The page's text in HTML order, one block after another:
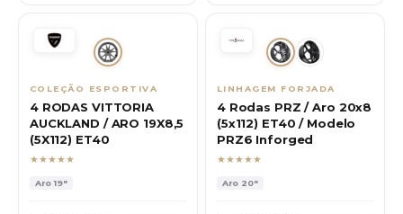
COLEÇÃO ESPORTIVA
4 RODAS VITTORIA
AUCKLAND / ARO 19X8,5
(5X112) ET40
★★★★★
Aro19"
LINHAGEM FORJADA
4 Rodas PRZ / Aro 20x8
(5x112) ET40 / Modelo
PRZ6 Inforged
★★★★★
Aro 20"